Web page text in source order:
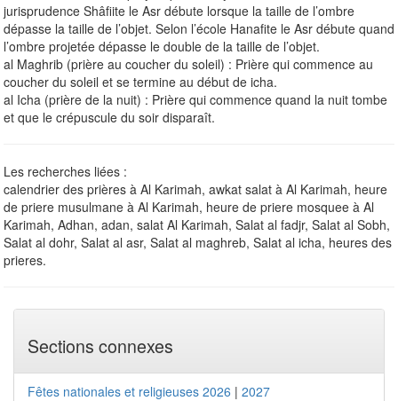
jurisprudence Shâfiite le Asr débute lorsque la taille de l’ombre
dépasse la taille de l’objet. Selon l’école Hanafite le Asr débute quand
l’ombre projetée dépasse le double de la taille de l’objet.
al Maghrib (prière au coucher du soleil) : Prière qui commence au
coucher du soleil et se termine au début de icha.
al Icha (prière de la nuit) : Prière qui commence quand la nuit tombe
et que le crépuscule du soir disparaît.
Les recherches liées :
calendrier des prières à Al Karimah, awkat salat à Al Karimah, heure
de priere musulmane à Al Karimah, heure de priere mosquee à Al
Karimah, Adhan, adan, salat Al Karimah, Salat al fadjr, Salat al Sobh,
Salat al dohr, Salat al asr, Salat al maghreb, Salat al icha, heures des
prieres.
Sections connexes
Fêtes nationales et religieuses 2026 | 2027